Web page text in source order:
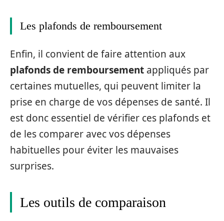
Les plafonds de remboursement
Enfin, il convient de faire attention aux
plafonds de remboursement appliqués par
certaines mutuelles, qui peuvent limiter la
prise en charge de vos dépenses de santé. Il
est donc essentiel de vérifier ces plafonds et
de les comparer avec vos dépenses
habituelles pour éviter les mauvaises
surprises.
Les outils de comparaison